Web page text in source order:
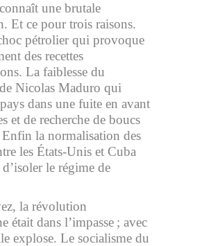
une brutale
Et ce pour trois raisons.
pétrolier qui provoque
des recettes
La faiblesse du
Nicolas Maduro qui
dans une fuite en avant
et de recherche de boucs
Enfin la normalisation des
les États-Unis et Cuba
le régime de
la révolution
était dans l’impasse ; avec
explose. Le socialisme du